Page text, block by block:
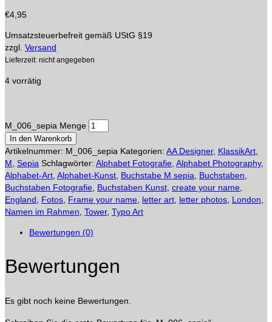
€4,95
Umsatzsteuerbefreit gemäß UStG §19
zzgl. Versand
Lieferzeit: nicht angegeben
4 vorrätig
M_006_sepia Menge
In den Warenkorb
Artikelnummer: M_006_sepia Kategorien: AA Designer, KlassikArt
M Sepia Schlagwörter: Alphabet Fotografie Alphabet Photography,
Alphabet-Art Alphabet-Kunst Buchstabe M sepia Buchstaben
Buchstaben Fotografie Buchstaben Kunst create your name
England
Fotos Frame your name letter art letter photos London
Namen im Rahmen Tower, Typo Art
Bewertungen (0)
Bewertungen
Es gibt noch keine Bewertungen.